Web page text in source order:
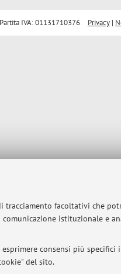
facoltativi che
istituzionale e
consensi più
del sito.
IVA: 01131710376 Privacy|